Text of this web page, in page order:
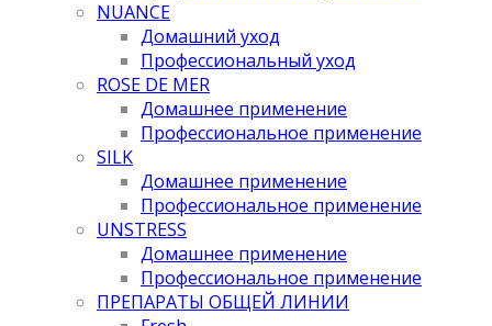
NUANCE
Домашний уход
Профессиональный уход
ROSE DE MER
Домашнее применение
Профессиональное применение
SILK
Домашнее применение
Профессиональное применение
UNSTRESS
Домашнее применение
Профессиональное применение
ПРЕПАРАТЫ ОБЩЕЙ ЛИНИИ